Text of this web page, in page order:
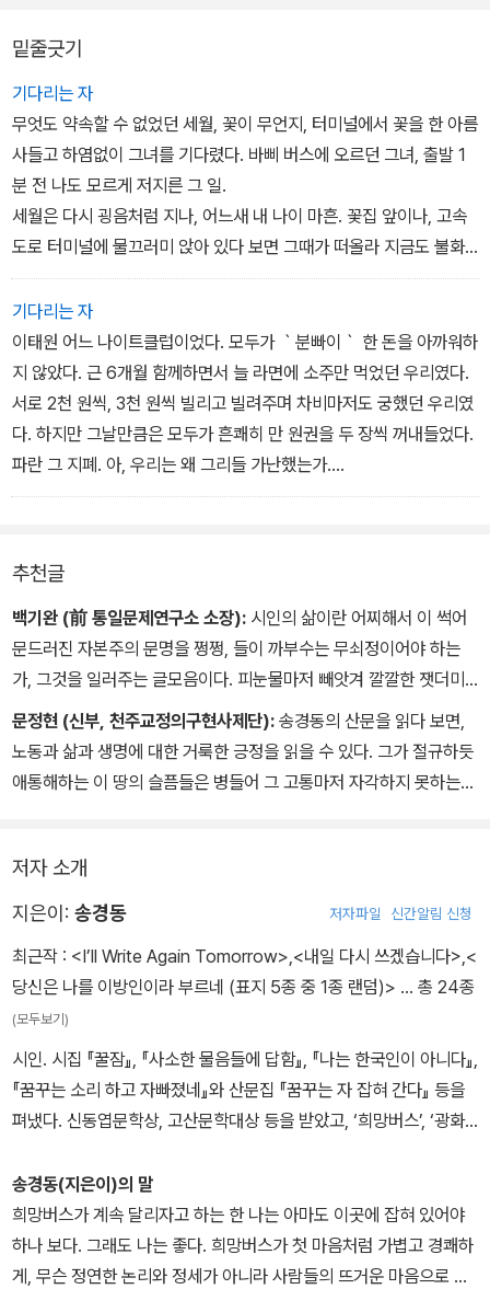
그가 지금 왜 구속되어야 하는지 그리고 왜 시인이 되어야 했는지를.
이 책은 그동안 시에서, 혹은 현장에서 말해지지 않은 '인간 송경동'의
진실한 모습을 오롯이 담았다. 1부 '꿈꾸는 청춘', 2부 '가난한 마음들',
3부 '이상한 나라', 4부 '잃어버린 신발', 5부 'CT85호와 희망버스'로
구성되었다.
밑줄긋기
기다리는 자
무엇도 약속할 수 없었던 세월, 꽃이 무언지, 터미널에서 꽃을 한 아름
사들고 하염없이 그녀를 기다렸다. 바삐 버스에 오르던 그녀, 출발 1
분 전 나도 모르게 저지른 그 일.
세월은 다시 굉음처럼 지나, 어느새 내 나이 마흔. 꽃집 앞이나, 고속
도로 터미널에 물끄러미 앉아 있다 보면 그때가 떠올라 지금도 불화
덕처럼 혼자 얼굴이 붉어진다. 어디서든 잘 살겠지. 어느 들녘 벌나비
처럼 우연히 만났다 짧은 생의 향기마저 나누지 못하고 헤어진 우리.
지금도 어느 회사 1층과 지하 창고에서는 그런 청년들의 숨은 이야기
가 웃음꽃을 피우고 있을까. 그 청년들의 사랑에 부디 ｀사랑만이｀
있기를.
(p51)
기다리는 자
이태원 어느 나이트클럽이었다. 모두가 ｀분빠이｀ 한 돈을 아까워하
지 않았다. 근 6개월 함께하면서 늘 라면에 소주만 먹었던 우리였다.
서로 2천 원씩, 3천 원씩 빌리고 빌려주며 차비마저도 궁했던 우리였
다. 하지만 그날만큼은 모두가 흔쾌히 만 원권을 두 장씩 꺼내들었다.
파란 그 지폐. 아, 우리는 왜 그리들 가난했는가.
-48
추천글
백기완 (前 통일문제연구소 소장): 시인의 삶이란 어찌해서 이 썩어
문드러진 자본주의 문명을 쩡쩡, 들이 까부수는 무쇠정이어야 하는
가, 그것을 일러주는 글모음이다. 피눈물마저 빼앗겨 깔깔한 잿더미
가 되어버린 인류 역사에서 가장 끔찍한 이 맨데이(페허), 여기서도
어영차 짜대는 제 이슬로 마른 목을 적셔온 아, 송경동. 희망버스와 함
께 그를 때(감옥)에 처넣은 것들이 얼마나 매톡(악독)한 쥐망나니인
문정현 (신부, 천주교정의구현사제단): 송경동의 산문을 읽다 보면,
노동과 삶과 생명에 대한 거룩한 긍정을 읽을 수 있다. 그가 절규하듯
애통해하는 이 땅의 슬픔들은 병들어 그 고통마저 자각하지 못하는
픔과 절망 속에서도 존엄한 인간에 대한 희망을 처절하고, 슬프고, 아
름답게 역설하고 있다.
저자 소개
지은이: 송경동 저자파일 신간알림 신청
최근작 : <I’ll Write Again Tomorrow>,<내일 다시 쓰겠습니다>,<
당신은 나를 이방인이라 부르네 (표지 5종 중 1종 랜덤)> … 총 24종
(모두보기)
시인. 시집 『꿀잠』, 『사소한 물음들에 답함』, 『나는 한국인이 아니다』,
『꿈꾸는 소리 하고 자빠졌네』와 산문집 『꿈꾸는 자 잡혀 간다』 등을
펴냈다. 신동엽문학상, 고산문학대상 등을 받았고, ‘희망버스’, ‘광화
로 일하고 있다. He was born in Beolgyo, Jeollanam-do. He h
as published four poetry collections: “Sound Sleep”, “Answ
ering Trivial Questions”, “I am not Korean”, and “I Fell Aslee
p Sounding as if I Was Dreaming”, as well as a collection of
송경동(지은이)의 말
희망버스가 계속 달리자고 하는 한 나는 아마도 이곳에 잡혀 있어야
하나 보다. 그래도 나는 좋다. 희망버스가 첫 마음처럼 가볍고 경쾌하
게, 무슨 정연한 논리와 정세가 아니라 사람들의 뜨거운 마음으로 연